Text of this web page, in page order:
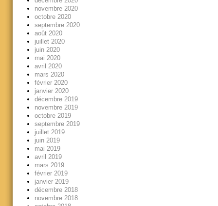
novembre 2020
octobre 2020
septembre 2020
août 2020
juillet 2020
juin 2020
mai 2020
avril 2020
mars 2020
février 2020
janvier 2020
décembre 2019
novembre 2019
octobre 2019
septembre 2019
juillet 2019
juin 2019
mai 2019
avril 2019
mars 2019
février 2019
janvier 2019
décembre 2018
novembre 2018